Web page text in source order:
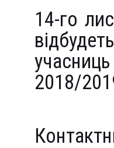
14-го
2018/